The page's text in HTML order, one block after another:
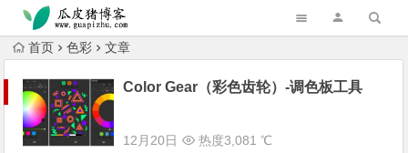
跳转到主内容
首页 色彩 文章
Color Gear（彩色齿轮）-调色板工具
12月20日 热度3,081 ℃